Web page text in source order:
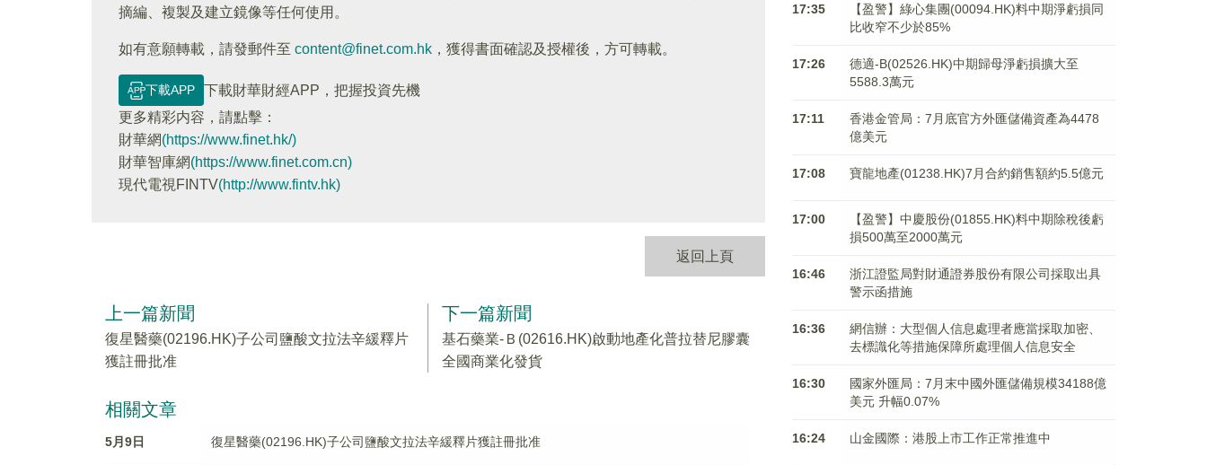
摘編、複製及建立鏡像等任何使用。
如有意願轉載，請發郵件至 content@finet.com.hk ，獲得書面確認及授權後，方可轉載。
下載APP
下載財華財經APP，把握投資先機
更多精彩内容，請點擊：
財華網(https://www.finet.hk/)
財華智庫網(https://www.finet.com.cn)
現代電視FINTV(http://www.fintv.hk)
返回上頁
上一篇新聞
復星醫藥(02196.HK)子公司鹽酸文拉法辛緩釋片
獲註冊批准
下一篇新聞
基石藥業-Ｂ(02616.HK)啟動地產化普拉替尼膠囊
全國商業化發貨
相關文章
5月9日 復星醫藥(02196.HK)子公司鹽酸文拉法辛緩釋片獲註冊批准
17:35
【盈警】綠心集團(00094.HK)料中期淨虧損同
比收窄不少於85%
17:26
德適-B(02526.HK)中期歸母淨虧損擴大至
5588.3萬元
17:11
香港金管局：7月底官方外匯儲備資產為4478
億美元
17:08 寶龍地產(01238.HK)7月合約銷售額約5.5億元
17:00
【盈警】中慶股份(01855.HK)料中期除稅後虧
損500萬至2000萬元
16:46
浙江證監局對財通證券股份有限公司採取出具
警示函措施
16:36
網信辦：大型個人信息處理者應當採取加密、
去標識化等措施保障所處理個人信息安全
16:30
國家外匯局：7月末中國外匯儲備規模34188億
美元 升幅0.07%
16:24 山金國際：港股上市工作正常推進中